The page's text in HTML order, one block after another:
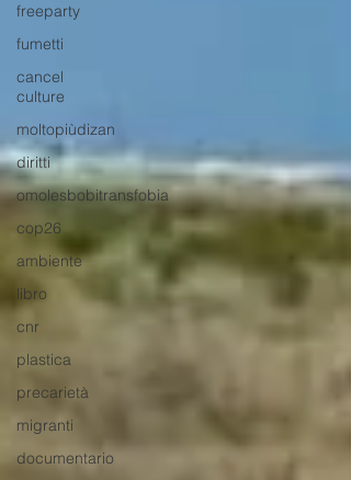
freeparty
fumetti
cancel
culture
moltopiùdizan
diritti
omolesbobitransfobia
cop26
ambiente
libro
cnr
plastica
precarietà
migranti
documentario